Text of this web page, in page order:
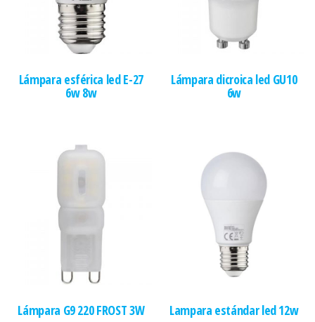
Lámpara esférica led E-27
6w 8w
Lámpara dicroica led GU10
6w
Lámpara G9 220 FROST 3W Lampara estándar led 12w